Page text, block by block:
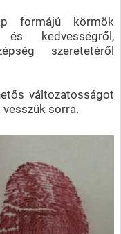
formájú körmök
kedvességről,
szeretetéről
változatosságot
sorra.